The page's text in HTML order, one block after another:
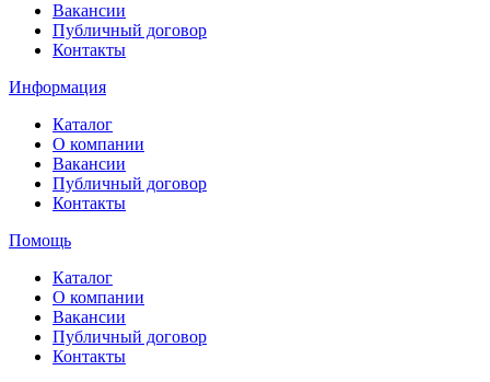
Вакансии
Публичный договор
Контакты
Информация
Каталог
О компании
Вакансии
Публичный договор
Контакты
Помощь
Каталог
О компании
Вакансии
Публичный договор
Контакты